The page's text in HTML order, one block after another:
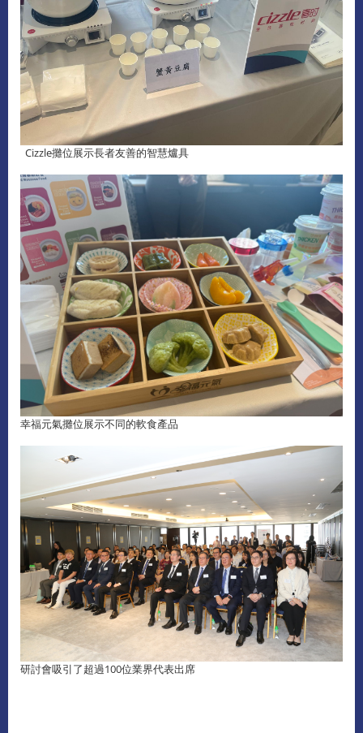
Cizzle攤位展示長者友善的智慧爐具
幸福元氣攤位展示不同的軟食產品
研討會吸引了超過100位業界代表出席